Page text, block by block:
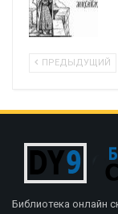
ПРЕДЫДУЩИЙ
Библиотека онлайн